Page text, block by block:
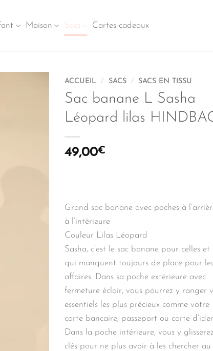
Maison Sacs Cartes-cadeaux
ACCUEIL / SACS / SACS EN TISSU
Sac banane L Sasha
Léopard lilas
49,00€
Grand sac banane avec poches à
à l’intérieure
Couleur Lilas Léopard
Sasha, c’est le sac banane pour celles et
qui manquent toujours de place pour
affaires. Dans sa poche extérieure avec
fermeture éclair, vous pourrez y ranger
essentiels les plus précieux comme votre
carte bancaire, passeport ou carte
Dans la poche intérieure, vous y
clés pour ne plus avoir à les chercher au